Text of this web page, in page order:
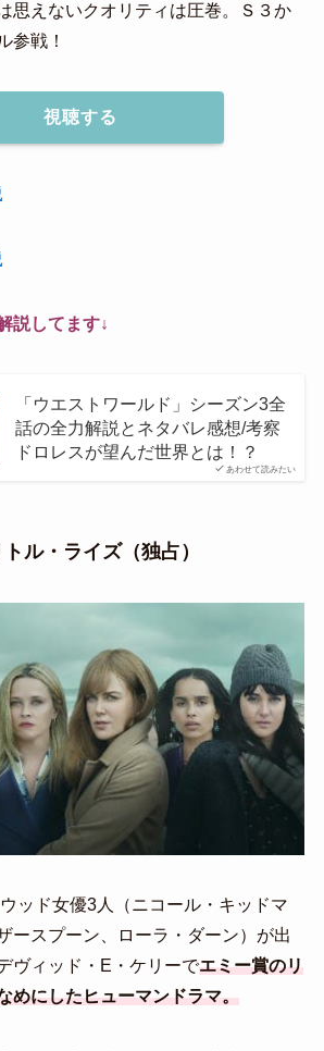
思えないクオリティは圧巻。Ｓ３か
参戦！
視聴する
説してます↓
あわせて読みたい
「ウエストワールド」シーズン3全
話の全力解説とネタバレ感想/考察
ドロレスが望んだ世界とは！？
ル・ライズ（独占）
ッド女優3人（ニコール・キッドマ
ースプーン、ローラ・ダーン）が出
ヴィッド・E・ケリーでエミー賞のリ
めにしたヒューマンドラマ。